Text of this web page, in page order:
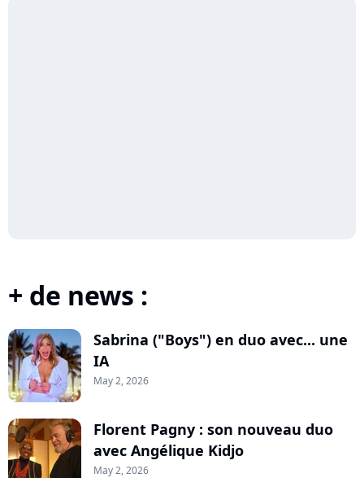
+ de news :
Sabrina ("Boys") en duo avec... une
IA
May 2, 2026
Florent Pagny : son nouveau duo
avec Angélique Kidjo
May 2, 2026